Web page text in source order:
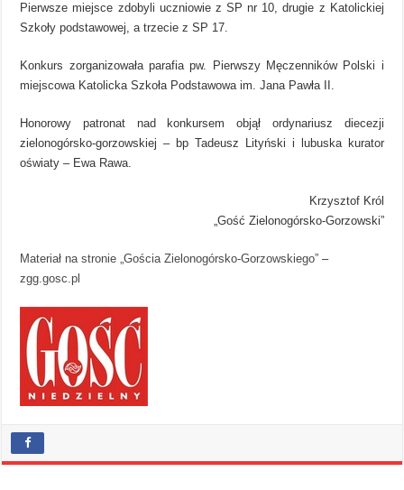
Pierwsze miejsce zdobyli uczniowie z SP nr 10, drugie z Katolickiej
Szkoły podstawowej, a trzecie z SP 17.
Konkurs zorganizowała parafia pw. Pierwszy Męczenników Polski i
miejscowa Katolicka Szkoła Podstawowa im. Jana Pawła II.
Honorowy patronat nad konkursem objął ordynariusz diecezji
zielonogórsko-gorzowskiej – bp Tadeusz Lityński i lubuska kurator
oświaty – Ewa Rawa.
Krzysztof Król
„Gość Zielonogórsko-Gorzowski”
Materiał na stronie „Gościa Zielonogórsko-Gorzowskiego” –
zgg.gosc.pl